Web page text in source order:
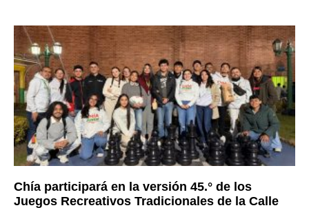
Chía participará en la versión 45.° de los
Juegos Recreativos Tradicionales de la Calle